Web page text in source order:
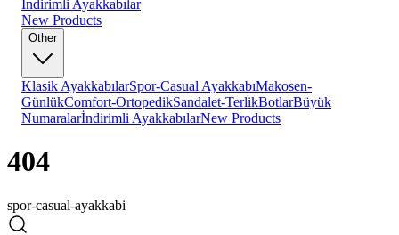
İndirimli Ayakkabılar
New Products
Other
Klasik AyakkabılarSpor-Casual AyakkabıMakosen-
GünlükComfort-OrtopedikSandalet-TerlikBotlarBüyük
Numaralarİndirimli AyakkabılarNew Products
404
spor-casual-ayakkabi